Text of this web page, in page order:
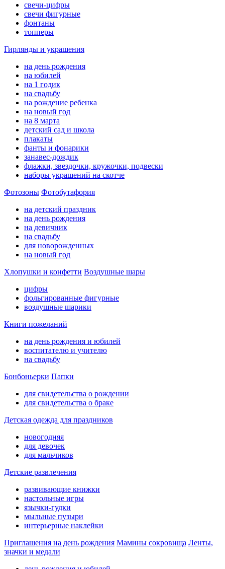
свечи-цифры
свечи фигурные
фонтаны
топперы
Гирлянды и украшения
на день рождения
на юбилей
на 1 годик
на свадьбу
на рождение ребенка
на новый год
на 8 марта
детский сад и школа
плакаты
фанты и фонарики
занавес-дождик
флажки, звездочки, кружочки, подвески
наборы украшений на скотче
Фотозоны Фотобутафория
на детский праздник
на день рождения
на девичник
на свадьбу
для новорожденных
на новый год
Хлопушки и конфетти Воздушные шары
цифры
фольгированные фигурные
воздушные шарики
Книги пожеланий
на день рождения и юбилей
воспитателю и учителю
на свадьбу
Бонбоньерки Папки
для свидетельства о рождении
для свидетельства о браке
Детская одежда для праздников
новогодняя
для девочек
для мальчиков
Детские развлечения
развивающие книжки
настольные игры
язычки-гудки
мыльные пузыри
интерьерные наклейки
Приглашения на день рождения Мамины сокровища Ленты,
значки и медали